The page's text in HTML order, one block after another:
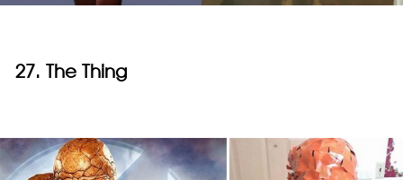
27. The Thing